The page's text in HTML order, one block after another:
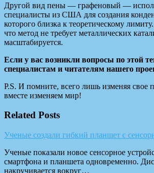
Другой вид пены — графеновый —
специалисты из США для создания
которого близка к теоретическому
что метод не требует металлических
масштабируется.
Если у вас возникли вопросы по этой
специалистам и читателям нашего
P.S. И помните, всего лишь изменяя
вместе изменяем мир!
Related Posts
Ученые создали гибкий планшет с
Ученые показали новое сенсорное
смартфона и планшета одновременно.
накручивается вокруг…